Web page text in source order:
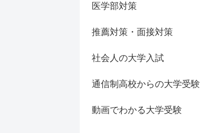
医学部対策
推薦対策・面接対策
社会人の大学入試
通信制高校からの大学受験
動画でわかる大学受験